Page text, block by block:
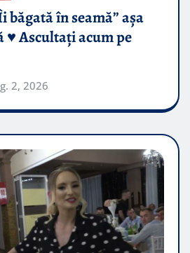
băgată în seamă” așa
♥️ Ascultați acum pe
2, 2026